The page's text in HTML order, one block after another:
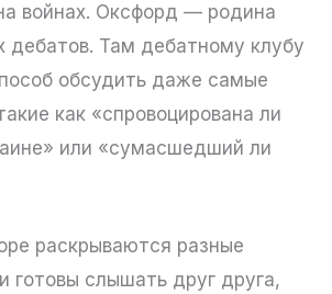
войнах. Оксфорд — родина
дебатов. Там дебатному клубу
обсудить даже самые
как «спровоцирована ли
или «сумасшедший ли
раскрываются разные
готовы слышать друг друга,